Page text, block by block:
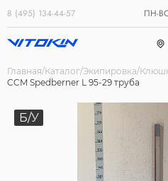
8 (495) 134-44-57 ПН-
Главная Каталог Экипировка
CCM Spedberner L 95-29 труба
Б/У